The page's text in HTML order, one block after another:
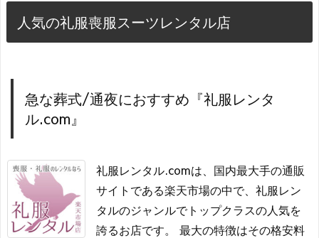
人気の礼服喪服スーツレンタル店
急な葬式/通夜におすすめ『礼服レンタ
ル.com』
礼服レンタル.comは、国内最大手の通販
サイトである楽天市場の中で、礼服レン
タルのジャンルでトップクラスの人気を
誇るお店です。 最大の特徴はその格安料